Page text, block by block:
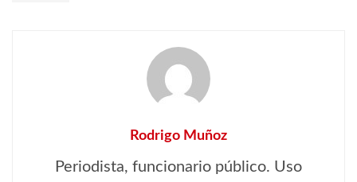
Rodrigo Muñoz
Periodista, funcionario público. Uso